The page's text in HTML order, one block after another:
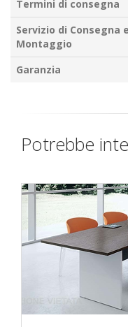
Termini di consegna
Servizio di Consegna e
Montaggio
Garanzia
Potrebbe